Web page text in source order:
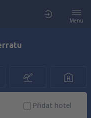
Menu
Přidat hotel